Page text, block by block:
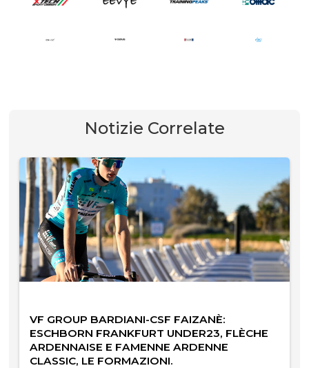
Notizie Correlate
VF GROUP BARDIANI-CSF FAIZANÈ:
ESCHBORN FRANKFURT UNDER23, FLÈCHE
ARDENNAISE E FAMENNE ARDENNE
CLASSIC, LE FORMAZIONI.